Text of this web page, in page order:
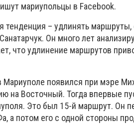
мариупольцы в Facebook.
тенденция – удлинять маршруты,
Он много лет
что удлинение маршрутов
появился при мэре
на Восточный. Тогда впервые
Это был 15-й маршрут. Он
а потом его с одной стороны